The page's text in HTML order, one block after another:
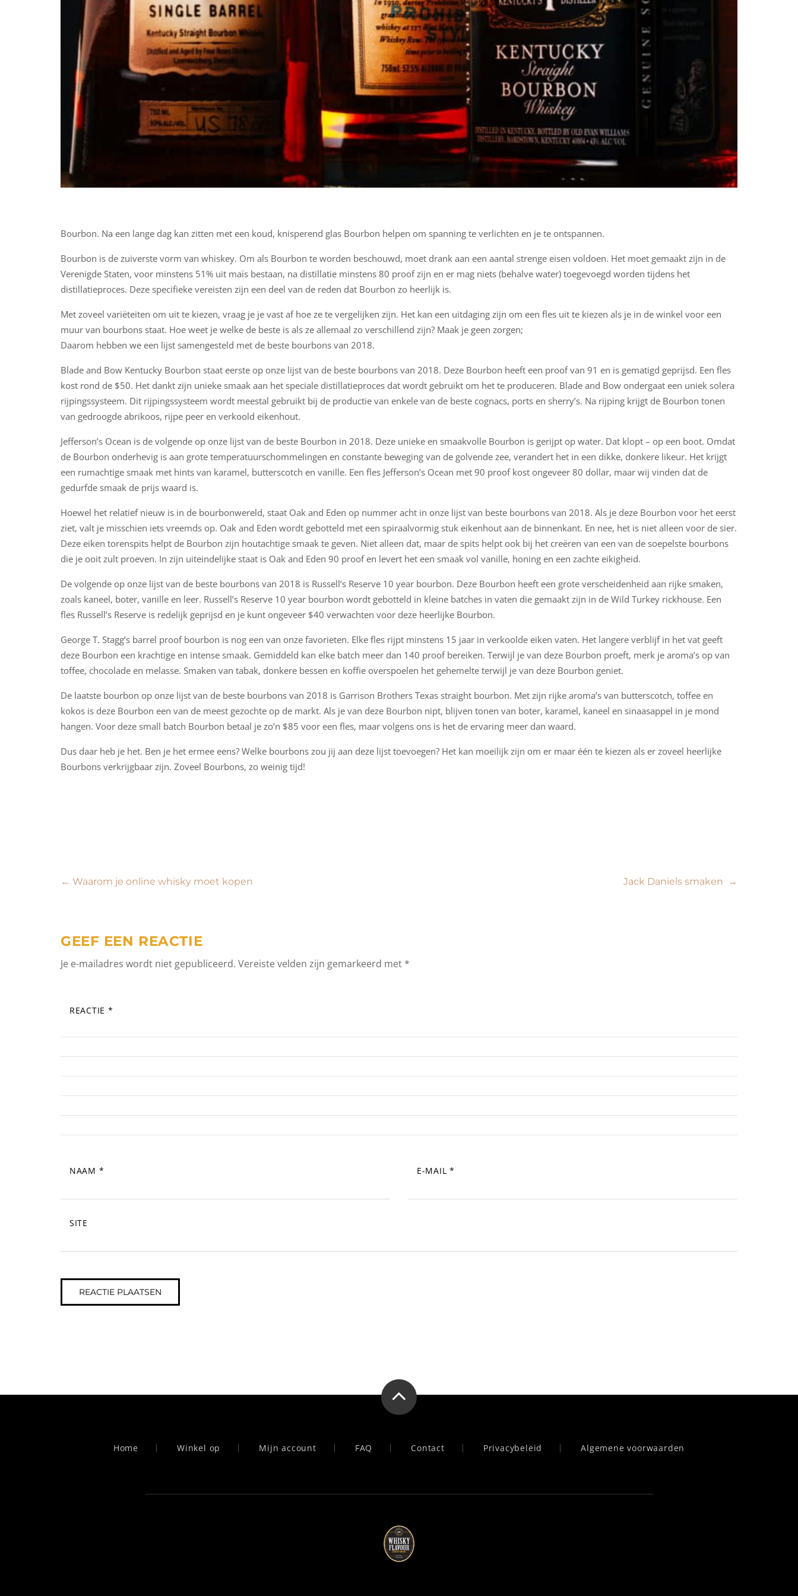
Bourbon. Na een lange dag kan zitten met een koud, knisperend glas Bourbon helpen om spanning te verlichten en je te ontspannen.
Bourbon is de zuiverste vorm van whiskey. Om als Bourbon te worden beschouwd, moet drank aan een aantal strenge eisen voldoen. Het moet gemaakt zijn in de
Verenigde Staten, voor minstens 51% uit maïs bestaan, na distillatie minstens 80 proof zijn en er mag niets (behalve water) toegevoegd worden tijdens het
distillatieproces. Deze specifieke vereisten zijn een deel van de reden dat Bourbon zo heerlijk is.
Met zoveel variëteiten om uit te kiezen, vraag je je vast af hoe ze te vergelijken zijn. Het kan een uitdaging zijn om een fles uit te kiezen als je in de winkel voor een
muur van bourbons staat. Hoe weet je welke de beste is als ze allemaal zo verschillend zijn? Maak je geen zorgen;
Daarom hebben we een lijst samengesteld met de beste bourbons van 2018.
Blade and Bow Kentucky Bourbon staat eerste op onze lijst van de beste bourbons van 2018. Deze Bourbon heeft een proof van 91 en is gematigd geprijsd. Een fles
kost rond de $50. Het dankt zijn unieke smaak aan het speciale distillatieproces dat wordt gebruikt om het te produceren. Blade and Bow ondergaat een uniek solera
rijpingssysteem. Dit rijpingssysteem wordt meestal gebruikt bij de productie van enkele van de beste cognacs, ports en sherry’s. Na rijping krijgt de Bourbon tonen
van gedroogde abrikoos, rijpe peer en verkoold eikenhout.
Jefferson’s Ocean is de volgende op onze lijst van de beste Bourbon in 2018. Deze unieke en smaakvolle Bourbon is gerijpt op water. Dat klopt – op een boot. Omdat
de Bourbon onderhevig is aan grote temperatuurschommelingen en constante beweging van de golvende zee, verandert het in een dikke, donkere likeur. Het krijgt
een rumachtige smaak met hints van karamel, butterscotch en vanille. Een fles Jefferson’s Ocean met 90 proof kost ongeveer 80 dollar, maar wij vinden dat de
gedurfde smaak de prijs waard is.
Hoewel het relatief nieuw is in de bourbonwereld, staat Oak and Eden op nummer acht in onze lijst van beste bourbons van 2018. Als je deze Bourbon voor het eerst
ziet, valt je misschien iets vreemds op. Oak and Eden wordt gebotteld met een spiraalvormig stuk eikenhout aan de binnenkant. En nee, het is niet alleen voor de sier.
Deze eiken torenspits helpt de Bourbon zijn houtachtige smaak te geven. Niet alleen dat, maar de spits helpt ook bij het creëren van een van de soepelste bourbons
die je ooit zult proeven. In zijn uiteindelijke staat is Oak and Eden 90 proof en levert het een smaak vol vanille, honing en een zachte eikigheid.
De volgende op onze lijst van de beste bourbons van 2018 is Russell’s Reserve 10 year bourbon. Deze Bourbon heeft een grote verscheidenheid aan rijke smaken,
zoals kaneel, boter, vanille en leer. Russell’s Reserve 10 year bourbon wordt gebotteld in kleine batches in vaten die gemaakt zijn in de Wild Turkey rickhouse. Een
fles Russell’s Reserve is redelijk geprijsd en je kunt ongeveer $40 verwachten voor deze heerlijke Bourbon.
George T. Stagg’s barrel proof bourbon is nog een van onze favorieten. Elke fles rijpt minstens 15 jaar in verkoolde eiken vaten. Het langere verblijf in het vat geeft
deze Bourbon een krachtige en intense smaak. Gemiddeld kan elke batch meer dan 140 proof bereiken. Terwijl je van deze Bourbon proeft, merk je aroma’s op van
toffee, chocolade en melasse. Smaken van tabak, donkere bessen en koffie overspoelen het gehemelte terwijl je van deze Bourbon geniet.
De laatste bourbon op onze lijst van de beste bourbons van 2018 is Garrison Brothers Texas straight bourbon. Met zijn rijke aroma’s van butterscotch, toffee en
kokos is deze Bourbon een van de meest gezochte op de markt. Als je van deze Bourbon nipt, blijven tonen van boter, karamel, kaneel en sinaasappel in je mond
hangen. Voor deze small batch Bourbon betaal je zo’n $85 voor een fles, maar volgens ons is het de ervaring meer dan waard.
Dus daar heb je het. Ben je het ermee eens? Welke bourbons zou jij aan deze lijst toevoegen? Het kan moeilijk zijn om er maar één te kiezen als er zoveel heerlijke
Bourbons verkrijgbaar zijn. Zoveel Bourbons, zo weinig tijd!
Bericht
← Waarom je online whisky moet kopen Jack Daniels smaken →
GEEF EEN REACTIE
Je e-mailadres wordt niet gepubliceerd. Vereiste velden zijn gemarkeerd met *
REACTIE *
NAAM * E-MAIL *
SITE
Home Winkel op Mijn account FAQ Contact Privacybeleid Algemene voorwaarden